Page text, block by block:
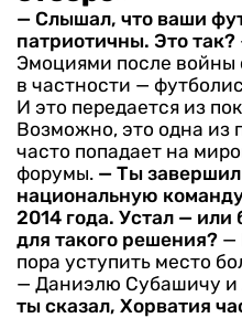
— Слышал, что ваши
патриотичны. Это так?
Эмоциями после
в частности —
И это передается из
Возможно, это одна из
часто попадает на
форумы. — Ты
национальную
2014 года. Устал —
для такого решения? —
пора уступить место
— Даниэлю Субашичу и
ты сказал, Хорватия